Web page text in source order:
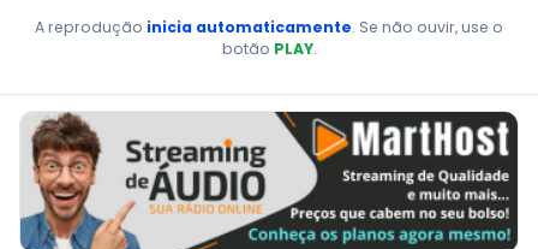
A reprodução inicia automaticamente. Se não ouvir, use o
botão PLAY.